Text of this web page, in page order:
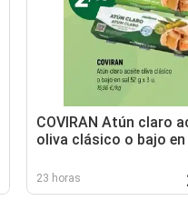
COVIRAN Atún claro
oliva clásico o bajo en
23 horas